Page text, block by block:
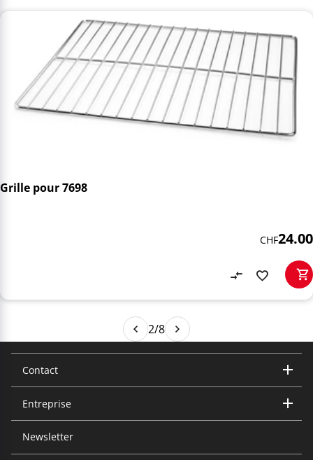
Grille pour 7698
CHF24.00
2/8
Contact
Trisa Electronics AG
Kantonsstrasse 121
CH-6234 Triengen
Entreprise
Notre entreprise
Newsletter